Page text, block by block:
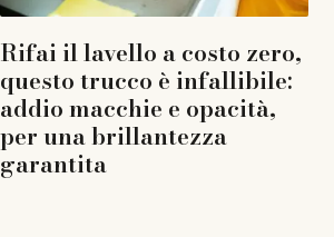
Rifai il lavello a costo zero,
questo trucco è infallibile:
addio macchie e opacità,
per una brillantezza
garantita